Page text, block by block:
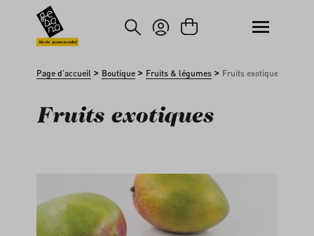
au contenu principal
Passer à la recherche
Marché paysan mondial
Page d'accueil > Boutique > Fruits & légumes > Fruits exotiques
Fruits exotiques